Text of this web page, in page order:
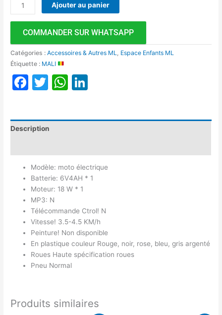
Ajouter au panier
COMMANDER SUR WHATSAPP
Catégories :Accessoires & Autres ML
Espace Enfants ML
Étiquette : MALI
Facebook
TwitterWhatsApp
Description
Modèle: moto électrique
Batterie: 6V4AH * 1
Moteur: 18 W * 1
MP3: N
Télécommande Ctrol! N
Vitesse! 3.5-4.5 KM/h
Peinture! Non disponible
En plastique couleur Rouge, noir, rose, bleu, gris argenté
Roues Haute spécification roues
Pneu Normal
Produits similaires